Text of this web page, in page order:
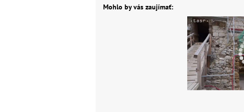
Mohlo by vás zaujímať: